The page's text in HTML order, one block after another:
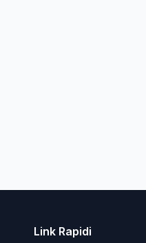
Link Rapidi